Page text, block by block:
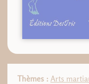
Thèmes : Arts